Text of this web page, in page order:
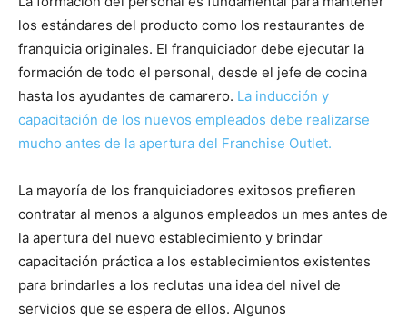
los estándares del producto como los restaurantes de
franquicia originales. El franquiciador debe ejecutar la
formación de todo el personal, desde el jefe de cocina
hasta los ayudantes de camarero. La inducción y
capacitación de los nuevos empleados debe realizarse
mucho antes de la apertura del Franchise Outlet.
La mayoría de los franquiciadores exitosos prefieren
contratar al menos a algunos empleados un mes antes de
la apertura del nuevo establecimiento y brindar
capacitación práctica a los establecimientos existentes
para brindarles a los reclutas una idea del nivel de
servicios que se espera de ellos. Algunos